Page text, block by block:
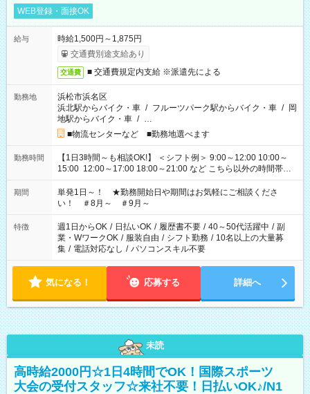
WEB登録・面接OK
給与
時給1,500円～1,875円
交通費別途支給あり
交通費 ■ 交通費規定内支給 ※派遣先による
勤務地
浜松市浜名区
浜北駅からバイク・車 / フルーツパーク駅からバイク・車 / 岡
地駅からバイク・車 / …
■物流センターなど ■勤務地選べます
勤務時間
【1日3時間～も相談OK!】 ＜シフト例＞ 9:00～12:00 10:00～
15:00 12:00～17:00 18:00～21:00 など こちら以外の時間帯も
お気軽にご相談ください！
期間
単発1日～！ ★勤務開始日や期間はお気軽にご相談くださ
い！ ＃8月～ ＃9月～
特徴 週1日からOK / 日払いOK / 履歴書不要 / 40～50代活躍中 / 副
業・WワークOK / 服装自由 / シフト勤務 / 10名以上の大量募
集 / 電話対応なし / パソコンスキル不要
気になる！ 応募する 詳細へ
未読
高時給2000円☆1日4時間でOK！国際スポーツ
大会の受付スタッフ☆来社不要！日払いOK♪/N1